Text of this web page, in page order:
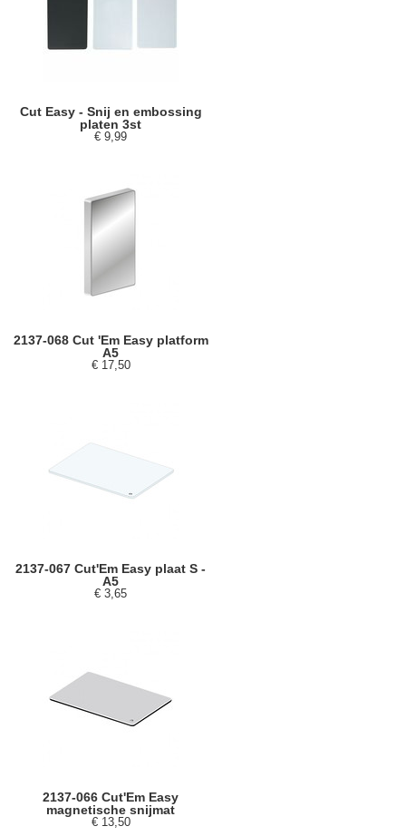
Cut Easy - Snij en embossing
platen 3st
€ 9,99
2137-068 Cut 'Em Easy platform
A5
€ 17,50
2137-067 Cut'Em Easy plaat S -
A5
€ 3,65
2137-066 Cut'Em Easy
magnetische snijmat
€ 13,50